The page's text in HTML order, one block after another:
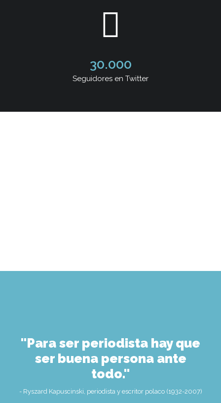
30.000
Seguidores en Twitter
"Para ser periodista hay que
ser buena persona ante
todo."
- Ryszard Kapuscinski, periodista y escritor polaco (1932-2007)